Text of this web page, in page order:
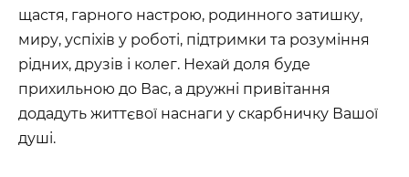
щастя, гарного настрою, родинного затишку,
миру, успіхів у роботі, підтримки та розуміння
рідних, друзів і колег. Нехай доля буде
прихильною до Вас, а дружні привітання
додадуть життєвої наснаги у скарбничку Вашої
душі.